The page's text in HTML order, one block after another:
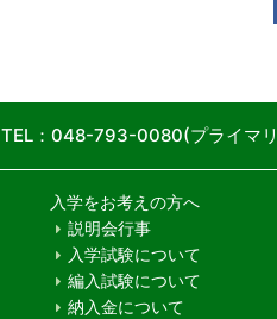
TEL：048-793-0080(プライマ
入学をお考えの方へ
説明会行事
入学試験について
編入試験について
納入金について